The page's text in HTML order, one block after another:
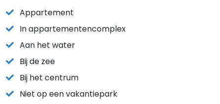
Appartement
In appartementencomplex
Aan het water
Bij de zee
Bij het centrum
Niet op een vakantiepark